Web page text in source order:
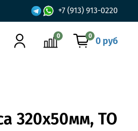
+7 (913) 913-0220
0 0 0 руб
320x50мм, ТО